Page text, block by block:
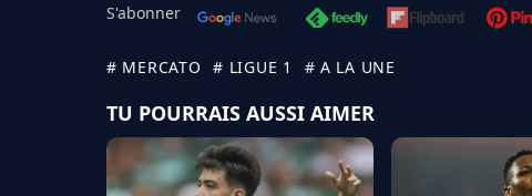
S'abonner
# MERCATO # LIGUE 1 # A LA UNE
TU POURRAIS AUSSI AIMER